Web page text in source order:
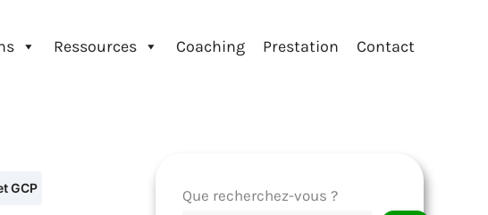
Ressources Coaching Prestation Contact
GCP
Que recherchez-vous ?